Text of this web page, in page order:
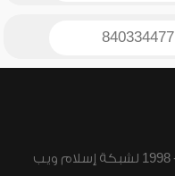
840334477